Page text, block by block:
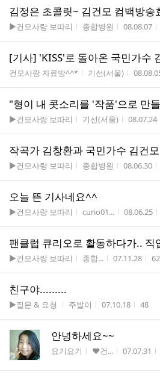
김정은 초콜릿~ 김건모 컴백방송
게시판명
▶건모사랑 보따리 작성자
종합병원 작성시간
08.08.07
[기사] 'KISS'로 돌아온 국민가수
게시판명
건모사랑 자료방^^* 작성자
기선(서울) 작성시
"형이 내 콧소리를 '작품'으로 만
게시판명
▶건모사랑 보따리 작성자
기선(서울) 작성시간
08.07.24
작곡가 김창환과 국민가수 김건
게시판명
▶건모사랑 보따리 작성자
종합병원 작성시간
08.06.30
오늘 뜬 기사네요^^
게시판명
▶건모사랑 보따리 작성자
curio01... 작성시간
08.06.25
팬클럽 큐리오로 활동하다가.. 직
게시판명
▶건모사랑 보따리 작성자
종합... 작성시간
07.11.28 조
62
친구야.........
게시판명
▶질문 & 요청 작성자
주발이 작성시간
07.10.18 조회수
48
안녕하세요~~
게시판명
요기요기 작성자
♥건... 작성시간
07.07.31